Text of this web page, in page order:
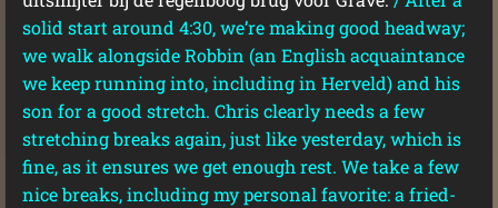
solid start around 4:30, we’re making good headway;
we walk alongside Robbin (an English acquaintance
we keep running into, including in Herveld) and his
son for a good stretch. Chris clearly needs a few
stretching breaks again, just like yesterday, which is
fine, as it ensures we get enough rest. We take a few
nice breaks, including my personal favorite: a fried-